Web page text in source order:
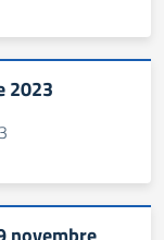
2023